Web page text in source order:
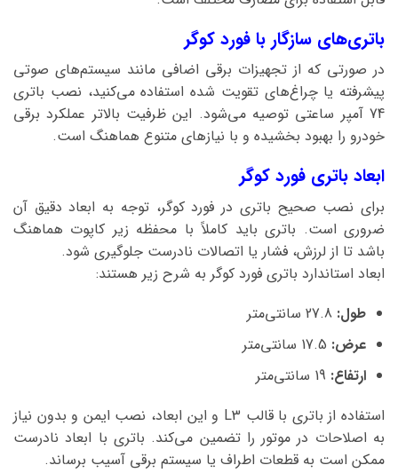
باتری‌های سازگار با فورد کوگر
در صورتی که از تجهیزات برقی اضافی مانند سیستم‌های صوتی
پیشرفته یا چراغ‌های تقویت‌ شده استفاده می‌کنید، نصب باتری
74 آمپر ساعتی توصیه می‌شود. این ظرفیت بالاتر عملکرد برقی
خودرو را بهبود بخشیده و با نیازهای متنوع هماهنگ است.
ابعاد باتری فورد کوگر
برای نصب صحیح باتری در فورد کوگر، توجه به ابعاد دقیق آن
ضروری است. باتری باید کاملاً با محفظه زیر کاپوت هماهنگ
باشد تا از لرزش، فشار یا اتصالات نادرست جلوگیری شود.
ابعاد استاندارد باتری فورد کوگر به شرح زیر هستند:
طول:
عرض:
ارتفاع:
استفاده از باتری با قالب L3 و این ابعاد، نصب ایمن و بدون نیاز
به اصلاحات در موتور را تضمین می‌کند. باتری با ابعاد نادرست
ممکن است به قطعات اطراف یا سیستم برقی آسیب برساند.